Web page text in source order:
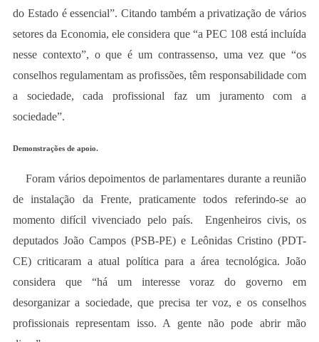
do Estado é essencial”. Citando também a privatização de vários
setores da Economia, ele considera que “a PEC 108 está incluída
nesse contexto”, o que é um contrassenso, uma vez que “os
conselhos regulamentam as profissões, têm responsabilidade com
a sociedade, cada profissional faz um juramento com a
sociedade”.
Demonstrações de apoio.
Foram vários depoimentos de parlamentares durante a reunião
de instalação da Frente, praticamente todos referindo-se ao
momento difícil vivenciado pelo país. Engenheiros civis, os
deputados João Campos (PSB-PE) e Leônidas Cristino (PDT-
CE) criticaram a atual política para a área tecnológica. João
considera que “há um interesse voraz do governo em
desorganizar a sociedade, que precisa ter voz, e os conselhos
profissionais representam isso. A gente não pode abrir mão